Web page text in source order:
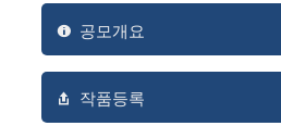
공모개요
작품등록